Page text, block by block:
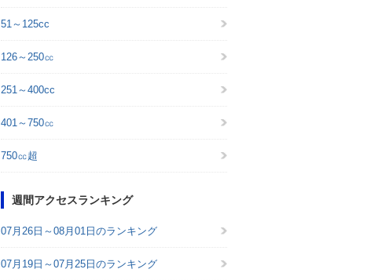
51～125cc
126～250㏄
251～400cc
401～750㏄
750㏄超
週間アクセスランキング
07月26日～08月01日のランキング
07月19日～07月25日のランキング